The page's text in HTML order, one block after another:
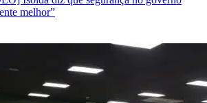
melhor”